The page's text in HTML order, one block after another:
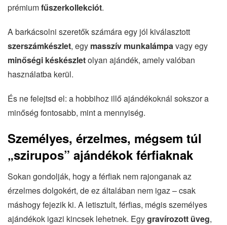
prémiumfűszerkollekciót.
A barkácsolni szeretők számára egy jól kiválasztott
szerszámkészlet, egy masszív munkalámpavagy egy
minőségi késkészletolyan ajándék, amely valóban
használatba kerül.
És ne felejtsd el: a hobbihoz illő ajándékoknál sokszor a
minőség fontosabb, mint a mennyiség.
Személyes, érzelmes, mégsem túl
„szirupos” ajándékok férfiaknak
Sokan gondolják, hogy a férfiak nem rajonganak az
érzelmes dolgokért, de ez általában nem igaz – csak
máshogy fejezik ki. A letisztult, férfias, mégis személyes
ajándékok igazi kincsek lehetnek. Egygravírozott üveg,